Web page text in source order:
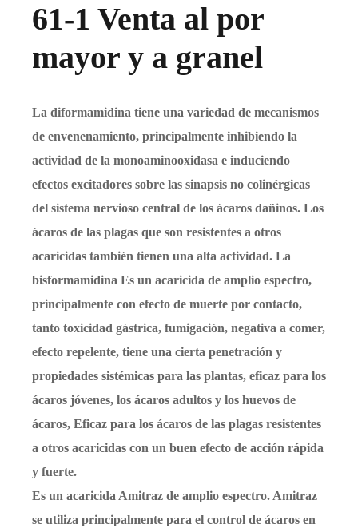
61-1 Venta al por
mayor y a granel
La diformamidina tiene una variedad de mecanismos
de envenenamiento, principalmente inhibiendo la
actividad de la monoaminooxidasa e induciendo
efectos excitadores sobre las sinapsis no colinérgicas
del sistema nervioso central de los ácaros dañinos. Los
ácaros de las plagas que son resistentes a otros
acaricidas también tienen una alta actividad. La
bisformamidina Es un acaricida de amplio espectro,
principalmente con efecto de muerte por contacto,
tanto toxicidad gástrica, fumigación, negativa a comer,
efecto repelente, tiene una cierta penetración y
propiedades sistémicas para las plantas, eficaz para los
ácaros jóvenes, los ácaros adultos y los huevos de
ácaros, Eficaz para los ácaros de las plagas resistentes
a otros acaricidas con un buen efecto de acción rápida
y fuerte.
Es un acaricida Amitraz de amplio espectro. Amitraz
se utiliza principalmente para el control de ácaros en